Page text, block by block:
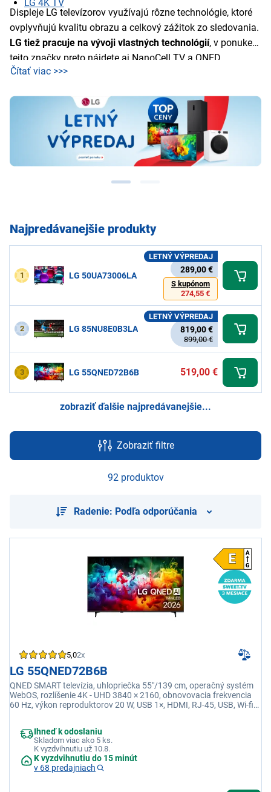
LG 4K TV
Displeje LG televízorov využívajú rôzne technológie, ktoré
ovplyvňujú kvalitu obrazu a celkový zážitok zo sledovania.
LG tiež pracuje na vývoji vlastných technológií, v ponuke
tejto značky preto nájdete aj NanoCell TV a QNED
televízory - porovnanie jednotlivých zobrazovacích
NanoCell vs OLEDaLG QNED vs OLED TV- výhody a
Čítať viac >>>
Najpredávanejšie produkty
1 LG 50UA73006LA
LETNÝ VÝPREDAJ
289,00 €
S kupónom
274,55 €
2 LG 85NU8E0B3LA
LETNÝ VÝPREDAJ
819,00 €
899,00 €
3 LG 55QNED72B6B 519,00 €
zobraziť ďalšie najpredávanejšie...
Zobraziť filtre
92 produktov
Radenie: Podľa odporúčania
5,02x
LG 55QNED72B6B
QNED SMART televízia, uhlopriečka 55"/139 cm, operačný systém
WebOS, rozlíšenie 4K - UHD 3840 × 2160, obnovovacia frekvencia
60 Hz, výkon reproduktorov 20 W, USB 1×, HDMI, RJ-45, USB, Wi-fi
Ihneď k odoslaniu
Skladom viac ako 5 ks.
K vyzdvihnutiu už 10.8.
K vyzdvihnutiu do 15 minút
v 68 predajniach